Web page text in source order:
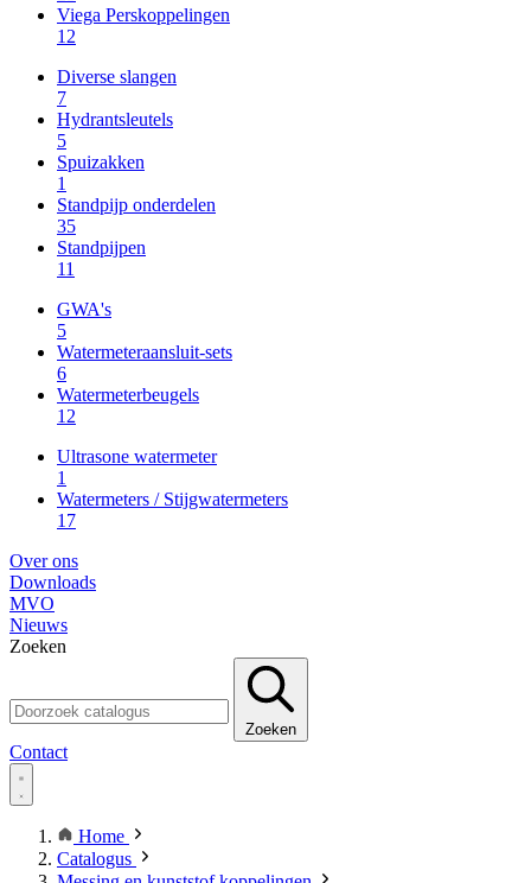
Viega Perskoppelingen
12
Diverse slangen
7
Hydrantsleutels
5
Spuizakken
1
Standpijp onderdelen
35
Standpijpen
11
GWA's
5
Watermeteraansluit-sets
6
Watermeterbeugels
12
Ultrasone watermeter
1
Watermeters / Stijgwatermeters
17
Over ons
Downloads
MVO
Nieuws
Zoeken
Zoeken
Contact
Home
Catalogus